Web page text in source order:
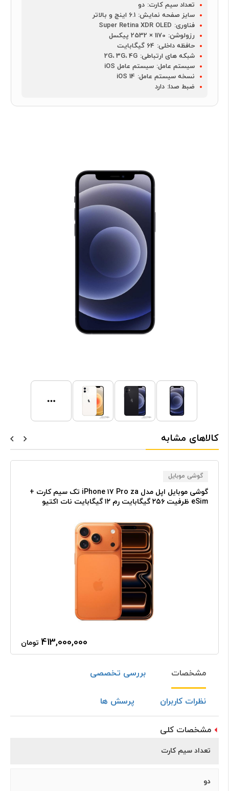
تعداد سیم کارت: دو
سایز صفحه نمایش: 6.1 اینچ و بالاتر
فناوری: Super Retina XDR OLED
رزولوشن: 1170 × 2532 پیکسل
حافظه داخلی: 64 گیگابایت
شبکه های ارتباطی: 2G، 3G، 4G
سیستم عامل: سیستم عامل iOS
نسخه سیستم عامل: iOS 14
ضبط صدا: دارد
کالاهای مشابه
گوشی موبایل
گوشی موبایل اپل مدل iPhone ۱۷ Pro za تک سیم کارت +
eSim ظرفیت ۲۵۶ گیگابایت رم ۱۲ گیگابایت نات اکتیو
413,000,000 تومان
مشخصات بررسی تخصصی
نظرات کاربران پرسش ها
مشخصات کلی
تعداد سیم کارت
دو